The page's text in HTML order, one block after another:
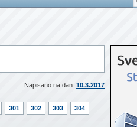
Napisano na dan: 10.3.2017
301 302 303
304